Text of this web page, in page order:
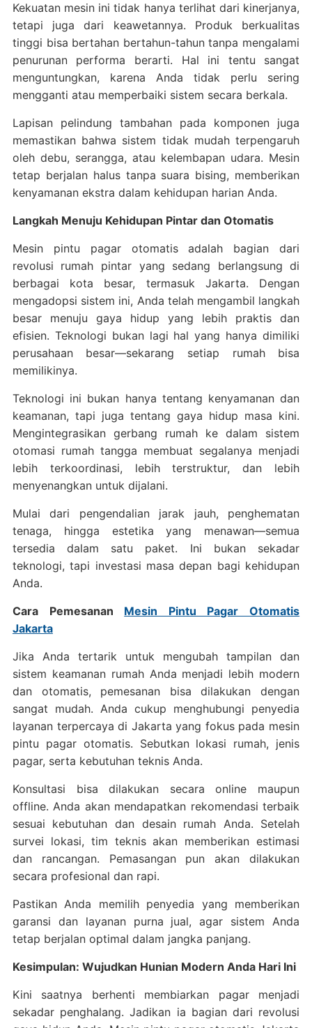
Kekuatan mesin ini tidak hanya terlihat dari kinerjanya,
tetapi juga dari keawetannya. Produk berkualitas
tinggi bisa bertahan bertahun-tahun tanpa mengalami
penurunan performa berarti. Hal ini tentu sangat
menguntungkan, karena Anda tidak perlu sering
mengganti atau memperbaiki sistem secara berkala.
Lapisan pelindung tambahan pada komponen juga
memastikan bahwa sistem tidak mudah terpengaruh
oleh debu, serangga, atau kelembapan udara. Mesin
tetap berjalan halus tanpa suara bising, memberikan
kenyamanan ekstra dalam kehidupan harian Anda.
Langkah Menuju Kehidupan Pintar dan Otomatis
Mesin pintu pagar otomatis adalah bagian dari
revolusi rumah pintar yang sedang berlangsung di
berbagai kota besar, termasuk Jakarta. Dengan
mengadopsi sistem ini, Anda telah mengambil langkah
besar menuju gaya hidup yang lebih praktis dan
efisien. Teknologi bukan lagi hal yang hanya dimiliki
perusahaan besar—sekarang setiap rumah bisa
memilikinya.
Teknologi ini bukan hanya tentang kenyamanan dan
keamanan, tapi juga tentang gaya hidup masa kini.
Mengintegrasikan gerbang rumah ke dalam sistem
otomasi rumah tangga membuat segalanya menjadi
lebih terkoordinasi, lebih terstruktur, dan lebih
menyenangkan untuk dijalani.
Mulai dari pengendalian jarak jauh, penghematan
tenaga, hingga estetika yang menawan—semua
tersedia dalam satu paket. Ini bukan sekadar
teknologi, tapi investasi masa depan bagi kehidupan
Anda.
Cara Pemesanan Mesin Pintu Pagar Otomatis
Jakarta
Jika Anda tertarik untuk mengubah tampilan dan
sistem keamanan rumah Anda menjadi lebih modern
dan otomatis, pemesanan bisa dilakukan dengan
sangat mudah. Anda cukup menghubungi penyedia
layanan terpercaya di Jakarta yang fokus pada mesin
pintu pagar otomatis. Sebutkan lokasi rumah, jenis
pagar, serta kebutuhan teknis Anda.
Konsultasi bisa dilakukan secara online maupun
offline. Anda akan mendapatkan rekomendasi terbaik
sesuai kebutuhan dan desain rumah Anda. Setelah
survei lokasi, tim teknis akan memberikan estimasi
dan rancangan. Pemasangan pun akan dilakukan
secara profesional dan rapi.
Pastikan Anda memilih penyedia yang memberikan
garansi dan layanan purna jual, agar sistem Anda
tetap berjalan optimal dalam jangka panjang.
Kesimpulan: Wujudkan Hunian Modern Anda Hari Ini
Kini saatnya berhenti membiarkan pagar menjadi
sekadar penghalang. Jadikan ia bagian dari revolusi